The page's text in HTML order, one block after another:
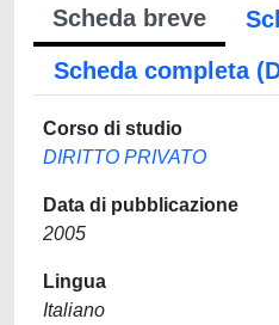
Scheda breve
Scheda completa
Corso di studio
DIRITTO PRIVATO
Data di pubblicazione
2005
Lingua
Italiano